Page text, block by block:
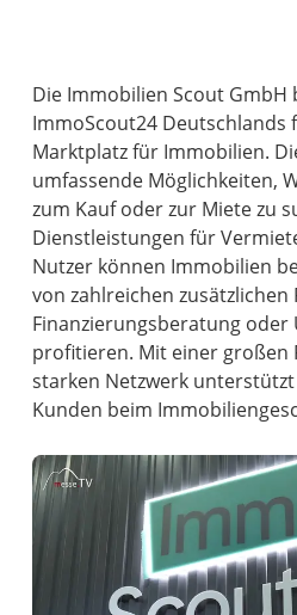
Die Immobilien Scout
ImmoScout24 Deutschlands
Marktplatz für Immobilien.
umfassende Möglichkeiten,
zum Kauf oder zur Miete zu
Dienstleistungen für
Nutzer können Immobilien
von zahlreichen zusätzlichen
Finanzierungsberatung oder
profitieren. Mit einer großen
starken Netzwerk unterstützt
Kunden beim